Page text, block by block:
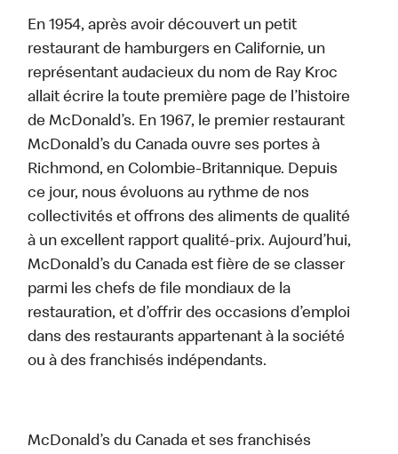
En 1954, après avoir découvert un petit
restaurant de hamburgers en Californie, un
représentant audacieux du nom de Ray Kroc
allait écrire la toute première page de l’histoire
de McDonald’s. En 1967, le premier restaurant
McDonald’s du Canada ouvre ses portes à
Richmond, en Colombie-Britannique. Depuis
ce jour, nous évoluons au rythme de nos
collectivités et offrons des aliments de qualité
à un excellent rapport qualité-prix. Aujourd’hui,
McDonald’s du Canada est fière de se classer
parmi les chefs de file mondiaux de la
restauration, et d’offrir des occasions d’emploi
dans des restaurants appartenant à la société
ou à des franchisés indépendants.
McDonald’s du Canada et ses franchisés